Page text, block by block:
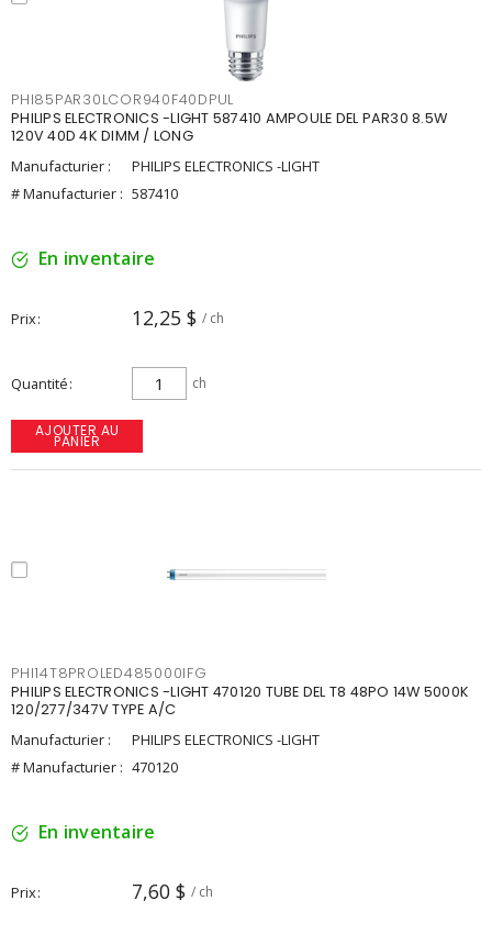
PHI85PAR30LCOR940F40DPUL
PHILIPS ELECTRONICS -LIGHT 587410 AMPOULE DEL PAR30 8.5W
120V 40D 4K DIMM / LONG
Manufacturier :
PHILIPS ELECTRONICS -LIGHT
# Manufacturier : 587410
En inventaire
Prix 12,25 $ / ch
Quantité ch
AJOUTER AU
PANIER
PHI14T8PROLED485000IFG
PHILIPS ELECTRONICS -LIGHT 470120 TUBE DEL T8 48PO 14W 5000K
120/277/347V TYPE A/C
Manufacturier :
PHILIPS ELECTRONICS -LIGHT
# Manufacturier : 470120
En inventaire
Prix 7,60 $ / ch